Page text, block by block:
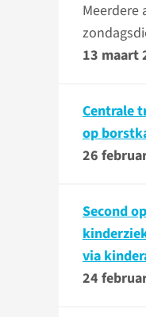
Meerdere
13 maart
Centrale
op
26
Second
via
24